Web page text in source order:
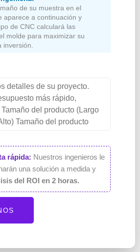
de su muestra en el
aparece a continuación y
de CNC calculará las
molde para maximizar su
inversión.
rápida: Nuestros ingenieros le
una solución a medida y
del ROI en 2 horas.